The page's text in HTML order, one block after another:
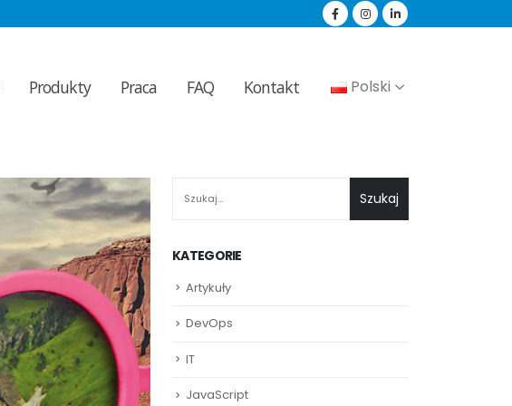
Produkty Praca FAQ Kontakt Polski
Szukaj
KATEGORIE
Artykuły
DevOps
IT
JavaScript